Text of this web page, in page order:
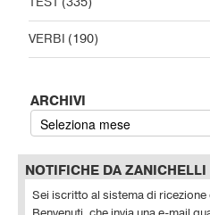
VERBI (190)
ARCHIVI
NOTIFICHE DA ZANICHELLI
Sei iscritto al sistema di